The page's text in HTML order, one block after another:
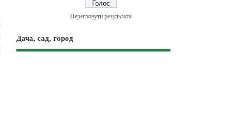
Переглянути результати
Дача, сад, город